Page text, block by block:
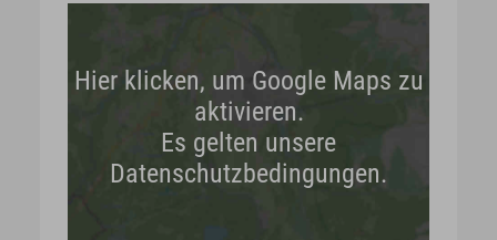
Hier klicken, um Google Maps zu
aktivieren.
Es gelten unsere
Datenschutzbedingungen.